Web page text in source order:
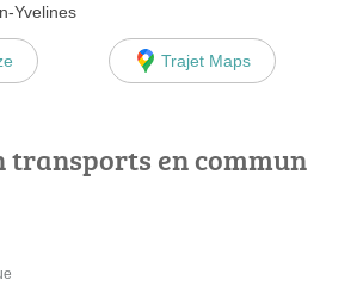
Yvelines
Trajet Maps
transports en commun